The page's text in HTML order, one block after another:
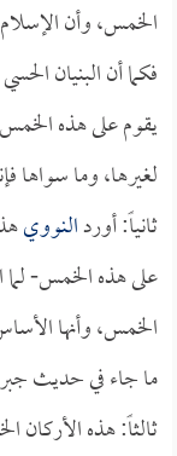
الخمس، وأن
فكما أن البنيان
يقوم على هذه
لغيرها، وما سواها
ثانياً: أوردالنووي
على هذه الخمس- لما
الخمس، وأنها
ما جاء في حديث
ثالثاً: هذه الأركان